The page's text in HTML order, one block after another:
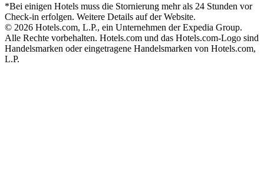
*Bei einigen Hotels muss die Stornierung mehr als 24 Stunden vor
Check-in erfolgen. Weitere Details auf der Website.
© 2026 Hotels.com, L.P., ein Unternehmen der Expedia Group.
Alle Rechte vorbehalten. Hotels.com und das Hotels.com-Logo sind
Handelsmarken oder eingetragene Handelsmarken von Hotels.com,
L.P.